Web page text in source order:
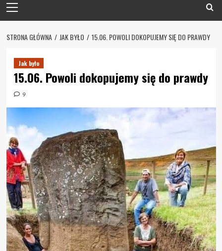
Menu
STRONA GŁÓWNA JAK BYŁO 15.06. POWOLI DOKOPUJEMY SIĘ DO PRAWDY
Jak było
15.06. Powoli dokopujemy się do prawdy
9